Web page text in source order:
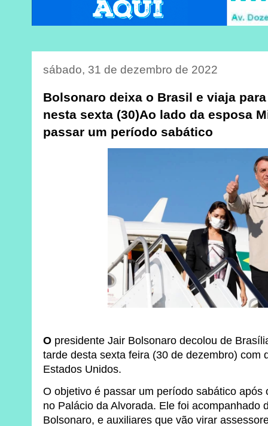
sábado, 31 de dezembro de 2022
Bolsonaro deixa o Brasil e viaja
nesta sexta (30)Ao lado da esposa
passar um período sabático
O presidente Jair Bolsonaro decolou de
tarde desta sexta feira (30 de dezembro) com
Estados Unidos.
O objetivo é passar um período sabático após
no Palácio da Alvorada. Ele foi acompanhado
Bolsonaro, e auxiliares que vão virar